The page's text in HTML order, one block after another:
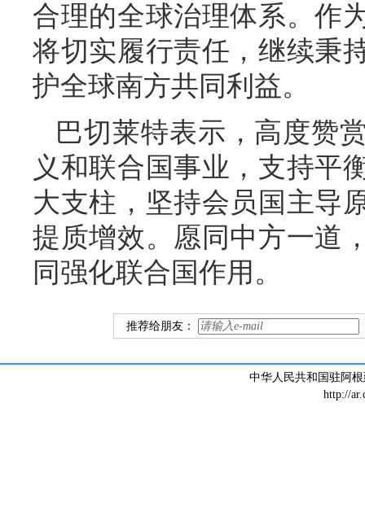
合理的全球治理体系。作
将切实履行责任，继续秉
护全球南方共同利益。
巴切莱特表示，高度赞
义和联合国事业，支持平
大支柱，坚持会员国主导
提质增效。愿同中方一道
同强化联合国作用。
推荐给朋友：
中华人民共和国驻阿
http://